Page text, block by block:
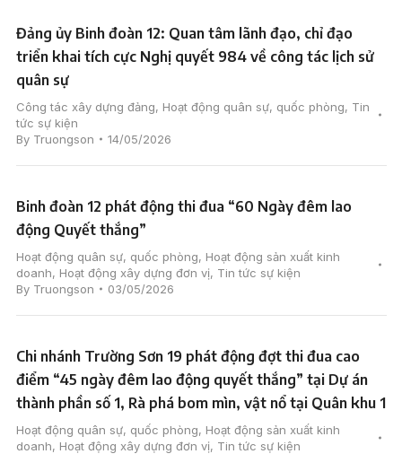
Đảng ủy Binh đoàn 12: Quan tâm lãnh đạo, chỉ đạo
triển khai tích cực Nghị quyết 984 về công tác lịch sử
quân sự
Công tác xây dựng đảng, Hoạt động quân sự, quốc phòng, Tin
tức sự kiện
By Truongson 14/05/2026
Binh đoàn 12 phát động thi đua “60 Ngày đêm lao
động Quyết thắng”
Hoạt động quân sự, quốc phòng, Hoạt động sản xuất kinh
doanh, Hoạt động xây dựng đơn vị, Tin tức sự kiện
By Truongson 03/05/2026
Chi nhánh Trường Sơn 19 phát động đợt thi đua cao
điểm “45 ngày đêm lao động quyết thắng” tại Dự án
thành phần số 1, Rà phá bom mìn, vật nổ tại Quân khu 1
Hoạt động quân sự, quốc phòng, Hoạt động sản xuất kinh
doanh, Hoạt động xây dựng đơn vị, Tin tức sự kiện